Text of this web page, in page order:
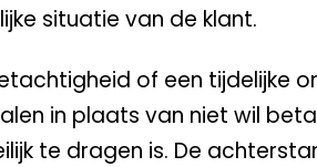
situatie van de klant.
of een tijdelijke
in plaats van niet wil
te dragen is. De